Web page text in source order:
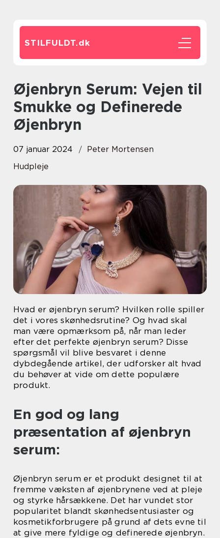
STILFULDT.dk
Øjenbryn Serum: Vejen til
Smukke og Definerede
Øjenbryn
07 januar 2024
Peter Mortensen
Hudpleje
Hvad er øjenbryn serum? Hvilken rolle spiller
det i vores skønhedsrutine? Og hvad skal
man være opmærksom på, når man leder
efter det perfekte øjenbryn serum? Disse
spørgsmål vil blive besvaret i denne
dybdegående artikel, der udforsker alt hvad
du behøver at vide om dette populære
produkt.
En god og lang
præsentation af øjenbryn
serum:
Øjenbryn serum er et produkt designet til at
fremme væksten af øjenbrynene ved at pleje
og styrke hårsækkene. Det har vundet stor
popularitet blandt skønhedsentusiaster og
kosmetikforbrugere på grund af dets evne til
at give mere fyldige og definerede øjenbryn.